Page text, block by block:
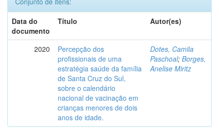
Data do
documento
Título Autor(es)
2020
Percepção dos
profissionais de uma
estratégia saúde da família
de Santa Cruz do Sul,
sobre o calendário
nacional de vacinação em
crianças menores de dois
anos de idade.
Dotes, Camila
Paschoal; Borges,
Anelise Miritz